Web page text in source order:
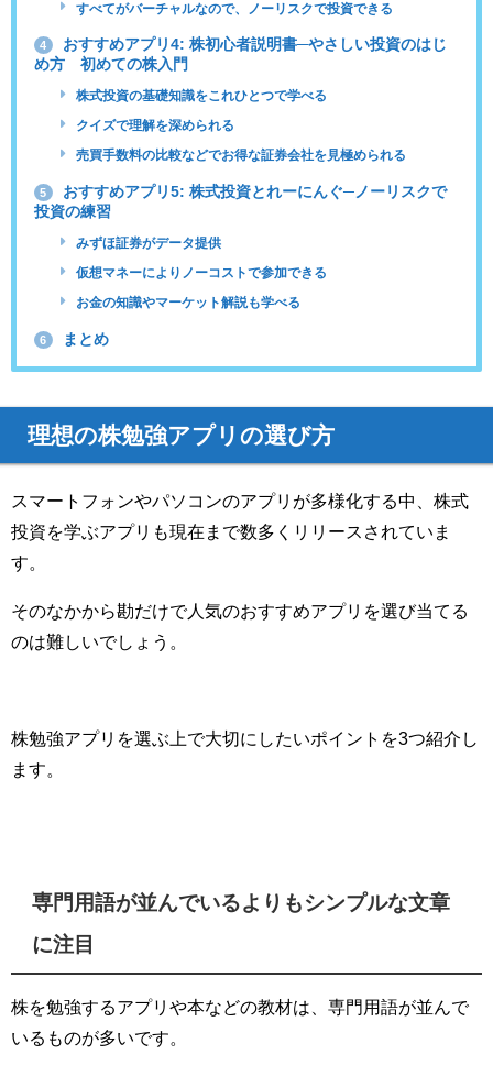
すべてがバーチャルなので、ノーリスクで投資できる
4
おすすめアプリ4: 株初心者説明書─やさしい投資のはじ
め方 初めての株入門
株式投資の基礎知識をこれひとつで学べる
クイズで理解を深められる
売買手数料の比較などでお得な証券会社を見極められる
5
おすすめアプリ5: 株式投資とれーにんぐ─ノーリスクで
投資の練習
みずほ証券がデータ提供
仮想マネーによりノーコストで参加できる
お金の知識やマーケット解説も学べる
6 まとめ
理想の株勉強アプリの選び方
スマートフォンやパソコンのアプリが多様化する中、株式
投資を学ぶアプリも現在まで数多くリリースされていま
す。
そのなかから勘だけで人気のおすすめアプリを選び当てる
のは難しいでしょう。
株勉強アプリを選ぶ上で大切にしたいポイントを3つ紹介し
ます。
専門用語が並んでいるよりもシンプルな文章
に注目
株を勉強するアプリや本などの教材は、専門用語が並んで
いるものが多いです。